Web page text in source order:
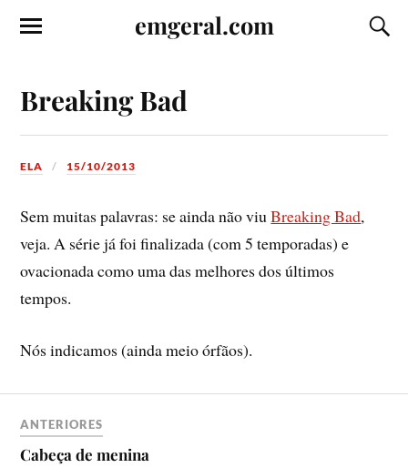
emgeral.com
Breaking Bad
ELA 15/10/2013
Sem muitas palavras: se ainda não viuBreaking Bad,
veja. A série já foi finalizada (com 5 temporadas) e
ovacionada como uma das melhores dos últimos
tempos.
Nós indicamos (ainda meio órfãos).
ANTERIORES
Cabeça de menina